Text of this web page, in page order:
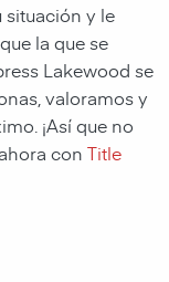
situación y le
la que se
Lakewood se
valoramos y
¡Así que no
con Title